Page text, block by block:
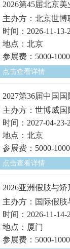
2026第45届北京
主办方：北京世博
时间：2026-11-13-
地点：北京
参展费：5000-
点击查看详情
2027第36届中国
主办方：世博威国
时间：2027-04-23-
地点：北京
参展费：5000-
点击查看详情
2026亚洲假肢与
主办方：国际假肢
时间：2026-11-14-
地点：厦门
参展费：5000-